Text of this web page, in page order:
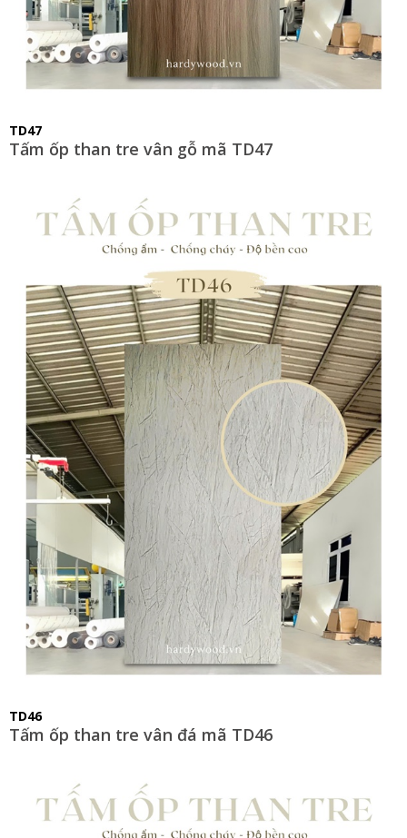
TD47
Tấm ốp than tre vân gỗ mã TD47
TD46
Tấm ốp than tre vân đá mã TD46